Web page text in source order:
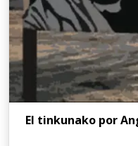
El tinkunako por